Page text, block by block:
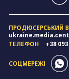
ПРОДЮСЕРСЬКИЙ
ТЕЛЕФОН
+38
СОЦМЕРЕЖІ